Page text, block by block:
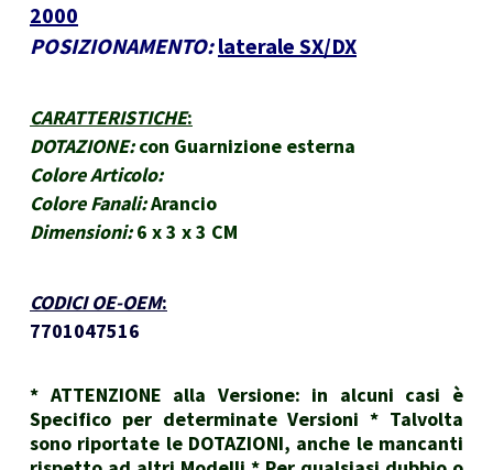
2000
POSIZIONAMENTO: laterale SX/DX
CARATTERISTICHE:
DOTAZIONE: con Guarnizione esterna
Colore Articolo:
Colore Fanali:Arancio
Dimensioni: 6 x 3 x 3 CM
CODICI OE-OEM:
7701047516
* ATTENZIONE alla Versione: in alcuni casi è
Specifico per determinate Versioni * Talvolta
sono riportate le DOTAZIONI, anche le mancanti